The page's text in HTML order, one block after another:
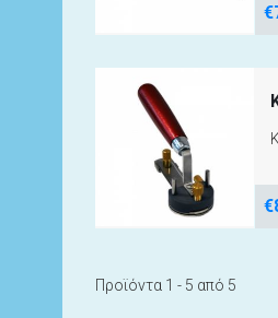
Προϊόντα 1 - 5 από 5